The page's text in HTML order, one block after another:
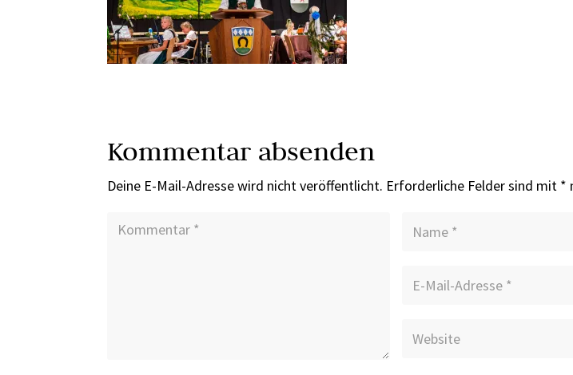
Kommentar absenden
Deine E-Mail-Adresse wird nicht veröffentlicht. Erforderliche Felder sind mit *